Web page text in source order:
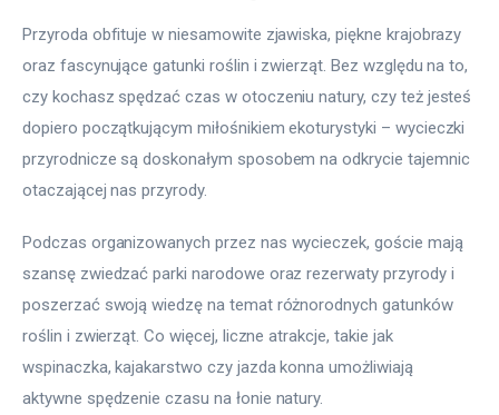
Przyroda obfituje w niesamowite zjawiska, piękne krajobrazy
oraz fascynujące gatunki roślin i zwierząt. Bez względu na to,
czy kochasz spędzać czas w otoczeniu natury, czy też jesteś
dopiero początkującym miłośnikiem ekoturystyki – wycieczki
przyrodnicze są doskonałym sposobem na odkrycie tajemnic
otaczającej nas przyrody.
Podczas organizowanych przez nas wycieczek, goście mają
szansę zwiedzać parki narodowe oraz rezerwaty przyrody i
poszerzać swoją wiedzę na temat różnorodnych gatunków
roślin i zwierząt. Co więcej, liczne atrakcje, takie jak
wspinaczka, kajakarstwo czy jazda konna umożliwiają
aktywne spędzenie czasu na łonie natury.